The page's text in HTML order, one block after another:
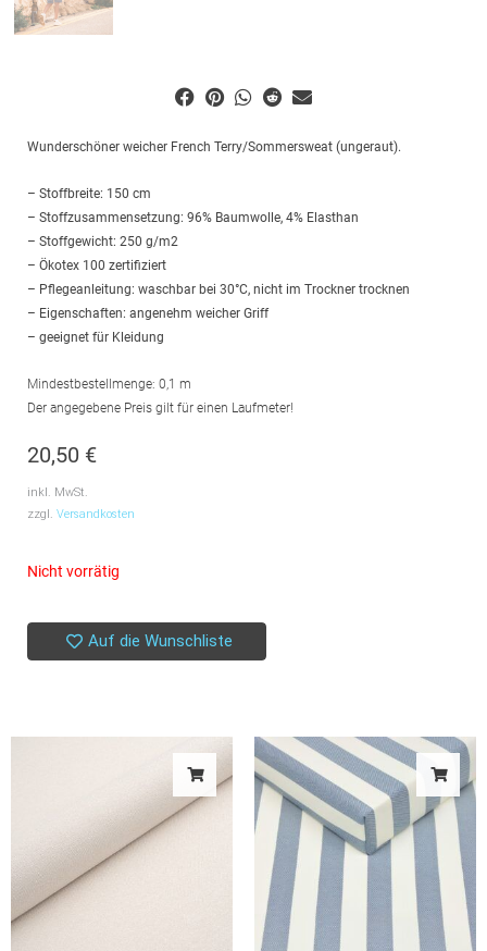
Wunderschöner weicher French Terry/Sommersweat (ungeraut).
– Stoffbreite: 150 cm
– Stoffzusammensetzung: 96% Baumwolle, 4% Elasthan
– Stoffgewicht: 250 g/m2
– Ökotex 100 zertifiziert
– Pflegeanleitung: waschbar bei 30°C, nicht im Trockner trocknen
– Eigenschaften: angenehm weicher Griff
– geeignet für Kleidung
Mindestbestellmenge: 0,1 m
Der angegebene Preis gilt für einen Laufmeter!
20,50 €
inkl. MwSt.
zzgl. Versandkosten
Nicht vorrätig
Auf die Wunschliste